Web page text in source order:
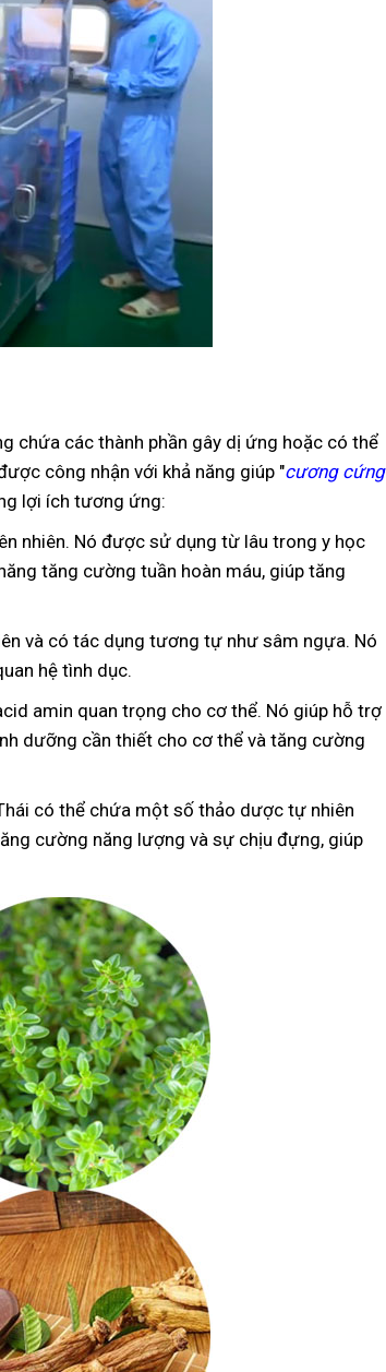
chứa các thành phần gây dị ứng hoặc có thể
công nhận với khả năng giúp "cương cứng
lợi ích tương ứng:
nhiên. Nó được sử dụng từ lâu trong y học
tăng cường tuần hoàn máu, giúp tăng
và có tác dụng tương tự như sâm ngựa. Nó
hệ tình dục.
amin quan trọng cho cơ thể. Nó giúp hỗ trợ
dưỡng cần thiết cho cơ thể và tăng cường
có thể chứa một số thảo dược tự nhiên
cường năng lượng và sự chịu đựng, giúp